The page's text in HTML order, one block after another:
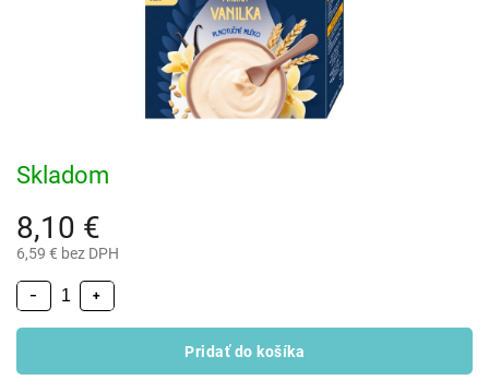
8,10 €
6,59 € bez DPH
Skladom
+
−
Pridať do košíka